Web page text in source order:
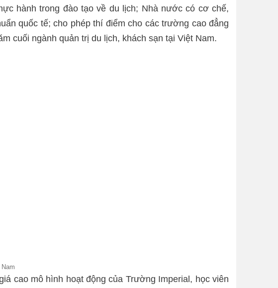
hành trong đào tạo về du lịch; Nhà nước có cơ chế,
quốc tế; cho phép thí điểm cho các trường cao đẳng
cuối ngành quản trị du lịch, khách sạn tại Việt Nam.
cao mô hình hoạt động của Trường Imperial, học viên